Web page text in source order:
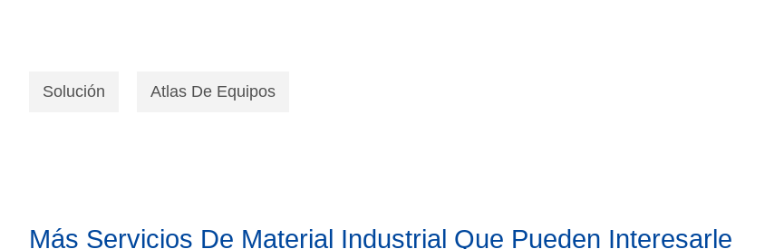
Solución Atlas De Equipos
Más Servicios De Material Industrial Que Pueden Interesarle